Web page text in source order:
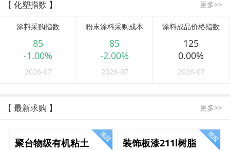
【 化塑指数 】 更多>>
涂料采购指数
85
-1.00%
2026-07
粉末涂料采购成本
85
-2.00%
2026-07
涂料成品价格指数
125
0.00%
2026-07
【 最新求购 】 更多>>
聚台物级有机粘土 装饰板漆211l树脂